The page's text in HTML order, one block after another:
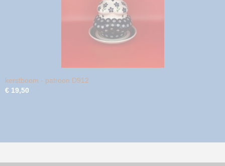
kerstboom - patroon D912
€ 19,50